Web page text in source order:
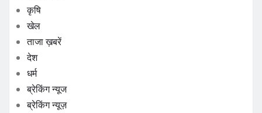
कृषि
खेल
ताजा ख़बरें
देश
धर्म
ब्रेकिंग न्यूज
ब्रेकिंग न्यूज़